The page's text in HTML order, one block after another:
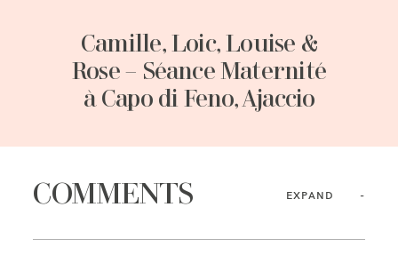
Camille, Loic, Louise &
Rose – Séance Maternité
à Capo di Feno, Ajaccio
COMMENTS EXPAND